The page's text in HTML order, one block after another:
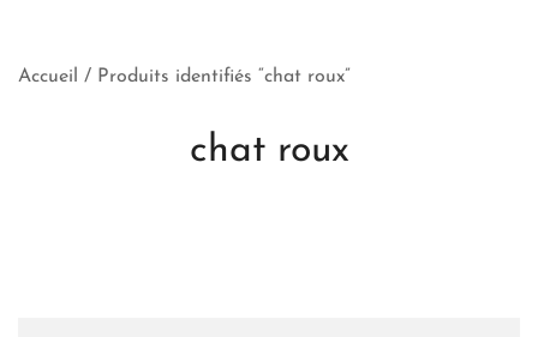
Accueil / Produits identifiés “chat roux”
chat roux